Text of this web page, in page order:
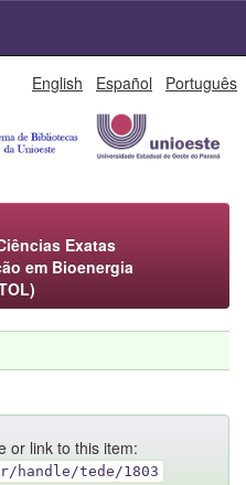
English Español Português
Exatas
em Bioenergia
or link to this item:
tede/1803